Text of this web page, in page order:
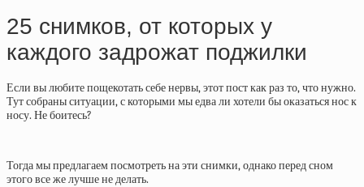
25 снимков, от которых у
каждого задрожат поджилки
Если вы любите пощекотать себе нервы, этот пост как раз то, что нужно.
Тут собраны ситуации, с которыми мы едва ли хотели бы оказаться нос к
носу. Не боитесь?
Тогда мы предлагаем посмотреть на эти снимки, однако перед сном
этого все же лучше не делать.